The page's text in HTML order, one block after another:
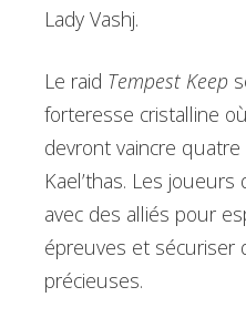
Lady Vashj.
Le raid Tempest Keep
forteresse cristalline
devront vaincre
Kael’thas. Les
avec des alliés pour
épreuves et sécuriser
précieuses.